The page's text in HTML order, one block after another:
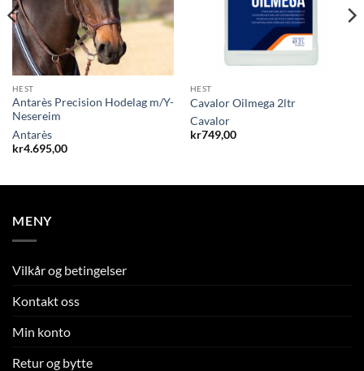
HEST
Antarès Precision Hodelag m/Y-
Nesereim
Antarès
kr4.695,00
HEST
Cavalor Oilmega 2ltr
Cavalor
kr749,00
MENY
Vilkår og betingelser
Kontakt oss
Min konto
Retur og bytte